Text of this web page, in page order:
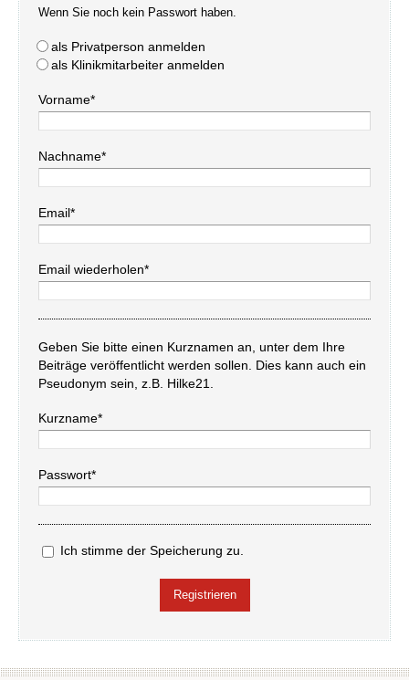
Wenn Sie noch kein Passwort haben.
als Privatperson anmelden
als Klinikmitarbeiter anmelden
Vorname*
Nachname*
Email*
Email wiederholen*
Geben Sie bitte einen Kurznamen an, unter dem Ihre
Beiträge veröffentlicht werden sollen. Dies kann auch ein
Pseudonym sein, z.B. Hilke21.
Kurzname*
Passwort*
Ich stimme der Speicherung zu.